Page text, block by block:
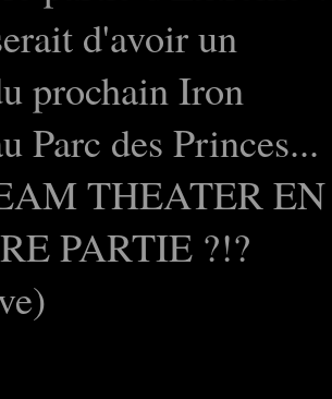
d'avoir un
prochain Iron
Parc des Princes...
THEATER EN
PARTIE ?!?